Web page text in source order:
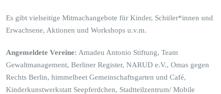
Es gibt vielseitige Mitmachangebote für Kinder, Schüler*innen und
Erwachsene, Aktionen und Workshops u.v.m.
Angemeldete Vereine: Amadeu Antonio Stiftung, Team
Gewaltmanagement, Berliner Register, NARUD e.V., Omas gegen
Rechts Berlin, himmelbeet Gemeinschaftsgarten und Café,
Kinderkunstwerkstatt Seepferdchen, Stadtteilzentrum/ Mobile